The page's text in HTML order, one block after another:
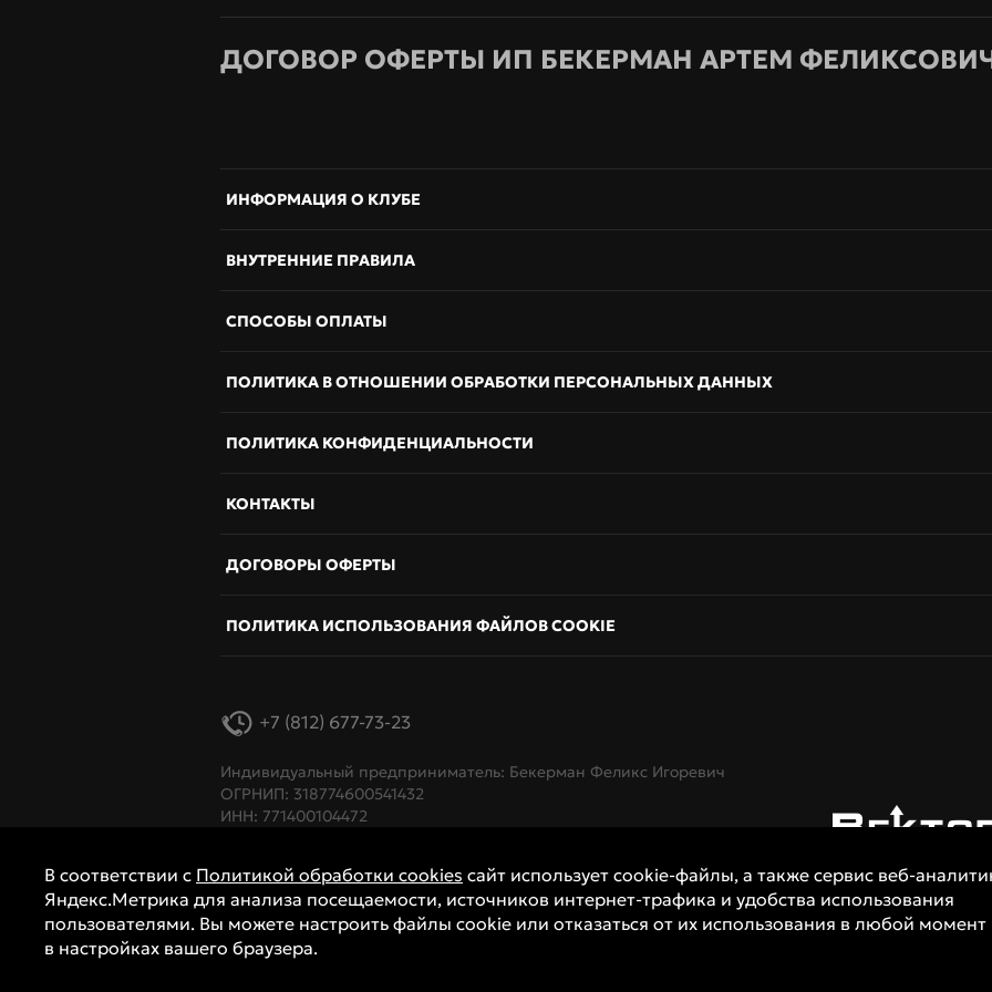
ДОГОВОР ОФЕРТЫ ИП БЕКЕРМАН АРТЕМ
ИНФОРМАЦИЯ О КЛУБЕ
ВНУТРЕННИЕ ПРАВИЛА
СПОСОБЫ ОПЛАТЫ
ПОЛИТИКА В ОТНОШЕНИИ ОБРАБОТКИ ПЕРСОНАЛЬНЫХ ДАННЫХ
ПОЛИТИКА КОНФИДЕНЦИАЛЬНОСТИ
КОНТАКТЫ
ДОГОВОРЫ ОФЕРТЫ
ПОЛИТИКА ИСПОЛЬЗОВАНИЯ ФАЙЛОВ COOKIE
+7 (812) 677-73-23
Индивидуальный предприниматель: Бекерман Феликс Игоревич
ОГРНИП: 318774600541432
ИНН: 771400104472
© 2026 Картинг-клубы Пит-Стоп.
В соответствии с Политикой обработки cookies сайт использует cookie-файлы, а также сервис веб-
Яндекс.Метрика для анализа посещаемости, источников интернет-трафика и удобства использования
пользователями. Вы можете настроить файлы cookie или отказаться от их использования в любой момент
в настройках вашего браузера.